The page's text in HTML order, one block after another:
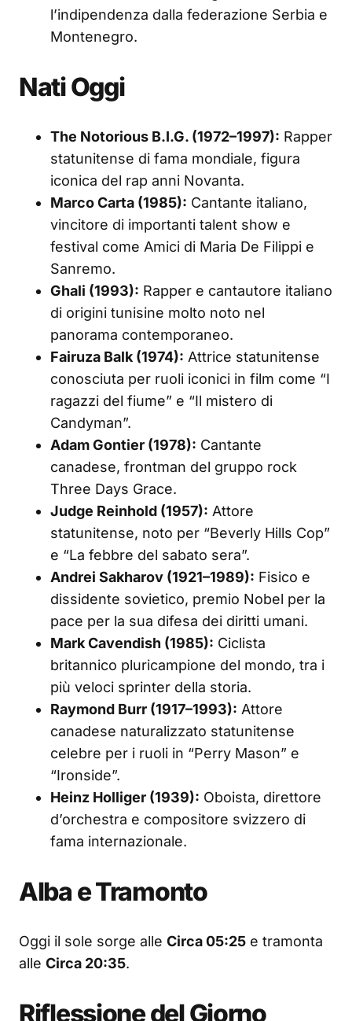
l’indipendenza dalla federazione Serbia e
Montenegro.
Nati Oggi
The Notorious B.I.G. (1972–1997): Rapper
statunitense di fama mondiale, figura
iconica del rap anni Novanta.
Marco Carta (1985): Cantante italiano,
vincitore di importanti talent show e
festival come Amici di Maria De Filippi e
Sanremo.
Ghali (1993): Rapper e cantautore italiano
di origini tunisine molto noto nel
panorama contemporaneo.
Fairuza Balk (1974): Attrice statunitense
conosciuta per ruoli iconici in film come “I
ragazzi del fiume” e “Il mistero di
Candyman”.
Adam Gontier (1978): Cantante
canadese, frontman del gruppo rock
Three Days Grace.
Judge Reinhold (1957): Attore
statunitense, noto per “Beverly Hills Cop”
e “La febbre del sabato sera”.
Andrei Sakharov (1921–1989): Fisico e
dissidente sovietico, premio Nobel per la
pace per la sua difesa dei diritti umani.
Mark Cavendish (1985): Ciclista
britannico pluricampione del mondo, tra i
più veloci sprinter della storia.
Raymond Burr (1917–1993): Attore
canadese naturalizzato statunitense
celebre per i ruoli in “Perry Mason” e
“Ironside”.
Heinz Holliger (1939): Oboista, direttore
d’orchestra e compositore svizzero di
fama internazionale.
Alba e Tramonto
Oggi il sole sorge alle Circa 05:25 e tramonta
alle Circa 20:35.
Riflessione del Giorno